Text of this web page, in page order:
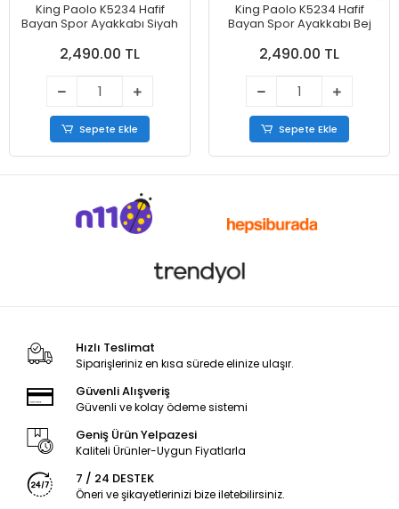
King Paolo K5234 Hafif
Bayan Spor Ayakkabı Siyah
2,490.00 TL
Sepete Ekle
King Paolo K5234 Hafif
Bayan Spor Ayakkabı Bej
2,490.00 TL
Sepete Ekle
Hızlı Teslimat
Siparişleriniz en kısa sürede elinize ulaşır.
Güvenli Alışveriş
Güvenli ve kolay ödeme sistemi
Geniş Ürün Yelpazesi
Kaliteli Ürünler-Uygun Fiyatlarla
7 / 24 DESTEK
Öneri ve şikayetlerinizi bize iletebilirsiniz.